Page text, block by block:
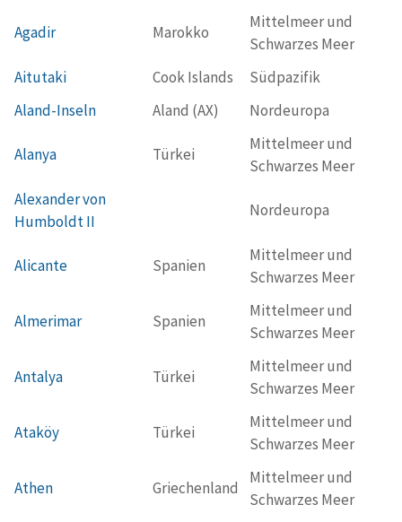
Agadir Marokko
Mittelmeer und
Schwarzes Meer
Aitutaki
Cook Islands
Südpazifik
Aland-Inseln
Aland (AX) Nordeuropa
Alanya Türkei
Mittelmeer und
Schwarzes Meer
Alexander von
Humboldt II
Nordeuropa
Alicante Spanien
Mittelmeer und
Schwarzes Meer
Almerimar Spanien
Mittelmeer und
Schwarzes Meer
Antalya Türkei
Mittelmeer und
Schwarzes Meer
Ataköy Türkei
Mittelmeer und
Schwarzes Meer
Athen Griechenland
Mittelmeer und
Schwarzes Meer